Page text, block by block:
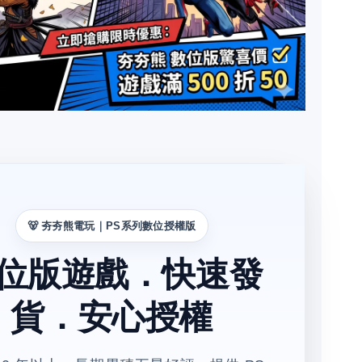
🐻 夯夯熊電玩｜PS系列數位授權版
版遊戲．快速發
貨．安心授權